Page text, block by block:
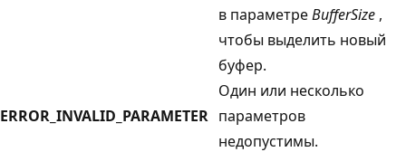
в параметреBufferSize ,
чтобы выделить новый
буфер.
ERROR_INVALID_PARAMETER
Один или несколько
параметров
недопустимы.